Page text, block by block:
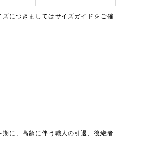
につきましてはサイズガイド をご確
に、高齢に伴う職人の引退、後継者